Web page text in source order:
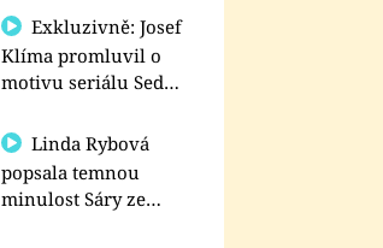
prima+
Exkluzivně: Josef
Klíma promluvil o
motivu seriálu Sedm
Linda Rybová
popsala temnou
minulost Sáry ze